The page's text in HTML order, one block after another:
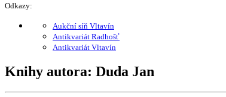
Odkazy:
Aukční síň Vltavín
Antikvariát Radhošť
Antikvariát Vltavín
Knihy autora: Duda Jan